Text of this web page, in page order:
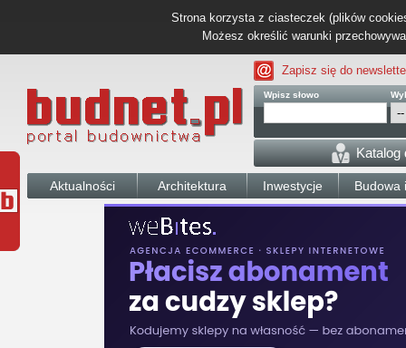
Strona korzysta z ciasteczek (plików
Możesz określić warunki
Zapisz się do
Wpisz słowo
Katalog
Aktualności Architektura Inwestycje Budowa